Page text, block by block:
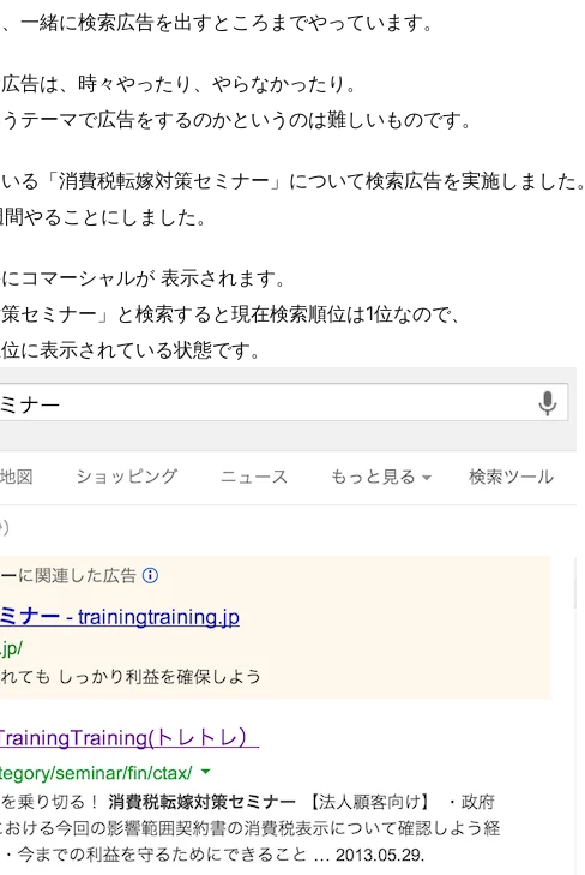
一緒に検索広告を出すところまでやっています。
告は、時々やったり、やらなかったり。
テーマで広告をするのかというのは難しいものです。
る「消費税転嫁対策セミナー」について検索広告を実施しました。
やることにしました。
コマーシャルが 表示されます。
セミナー」と検索すると現在検索順位は1位なので、
に表示されている状態です。